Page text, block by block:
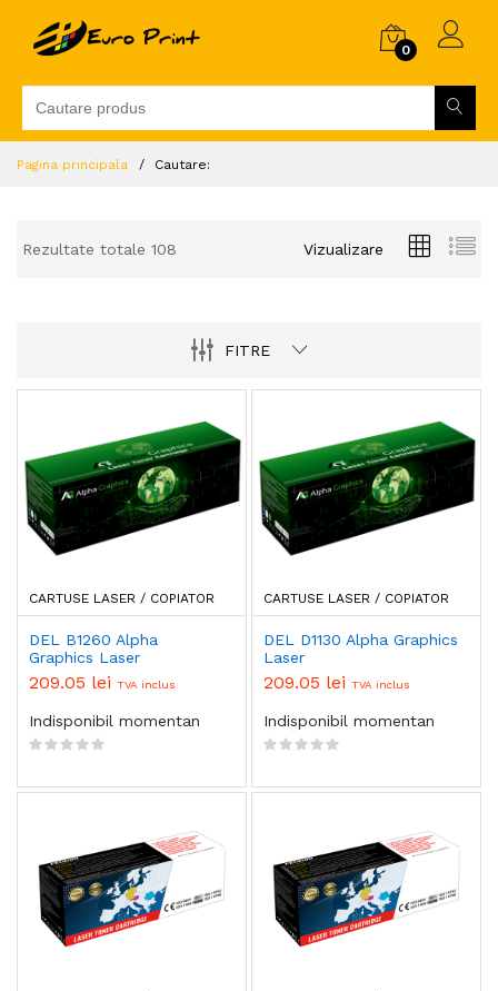
0
Pagina principala Cautare:
Rezultate totale 108 Vizualizare
FITRE
CARTUSE LASER / COPIATOR
DEL B1260 Alpha
Graphics Laser
209.05 lei TVA inclus
Indisponibil momentan
CARTUSE LASER / COPIATOR
DEL D1130 Alpha Graphics
Laser
209.05 lei TVA inclus
Indisponibil momentan